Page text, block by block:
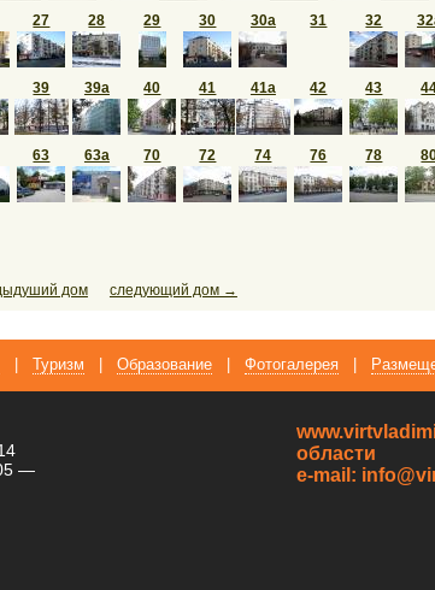
27 28 29 30 30а 31 32
39 39а 40 41 41а 42 43
63 63а 70 72 74 76 78
дом следующий дом →
Туризм Образование Фотогалерея
—
области
e-mail: